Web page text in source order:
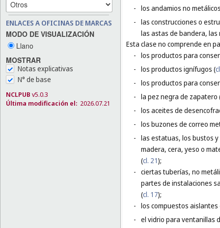
ENLACES A OFICINAS DE MARCAS
MODO DE VISUALIZACIÓN
Llano
MOSTRAR
Notas explicativas
N° de base
NCLPUB v5.0.3
Última modificación el: 2026.07.21
- los andamios no
- las construcciones o
las astas de bandera,
Esta clase no comprende en
- los productos para
- los productos ignífugos (
- los productos para
- la pez negra de zapatero
- los aceites de
- los buzones de correo
- las estatuas, los bustos
madera, cera, yeso o
(cl. 21);
- ciertas tuberías, no
partes de instalaciones
(cl. 17);
- los compuestos
- el vidrio para ventanillas